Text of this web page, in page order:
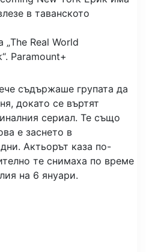
„The Real World
Paramount+
съдържаше групата да
докато се въртят
сериал. Те също
е заснето в
Актьорът каза по-
те снимаха по време
на 6 януари.